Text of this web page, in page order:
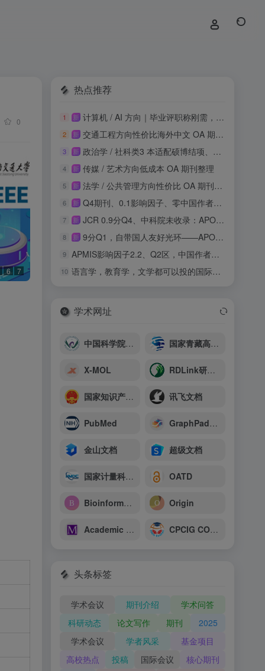
0
6 7
热点推荐
1 新 计算机 / AI 方向｜毕业评职称刚需，知网稳定收录
2 新 交通工程方向性价比海外中文 OA 期刊投稿整理
3 新 政治学 / 社科类3 本适配硕博结项、课程论文
4 新 传媒 / 艺术方向低成本 OA 期刊整理
5 新 法学 / 公共管理方向性价比 OA 期刊整理
6 新 Q4期刊、0.1影响因子、零中国作者：这本SSCI收录吗？
7 新 JCR 0.9分Q4、中科院未收录：APOS正畸期刊投稿风险与机会实测
8 新 9分Q1，自带国人友好光环——APOPTOSIS影响因子再攀新高
9 APMIS影响因子2.2、Q2区，中国作者占比21.9%，这本刊值得投吗？
10 语言学，教育学，文学都可以投的国际期刊
学术网址
中国科学院武汉病毒研究所 国家青藏高原科学数据中心
X-MOL RDLink研发家
国家知识产权公共服务平台 讯飞文档
PubMed GraphPad中国
金山文档 超级文档
国家计量科学数据中心 OATD
Bioinformatics Lab Origin
Academic Phrasebank CPCIG CONFERENCE INTERNATIONAL
头条标签
学术会议 期刊介绍
学术问答
科研动态
论文写作 期刊
2025
学术会议
学者风采
基金项目
高校热点
投稿 国际会议
核心期刊